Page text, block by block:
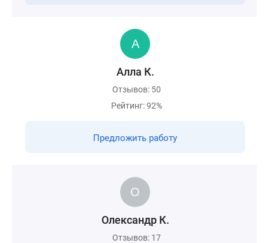
Алла К.
Отзывов: 50
Рейтинг: 92%
Предложить работу
Олександр К.
Отзывов: 17